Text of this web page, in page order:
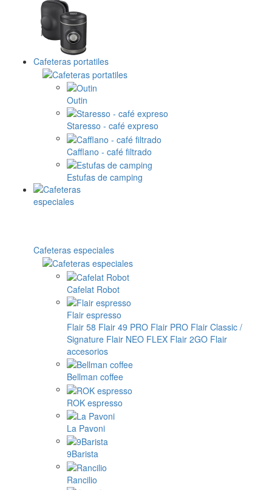
Cafeteras portatiles
Outin
Staresso - café expreso
Cafflano - café filtrado
Estufas de camping
Cafeteras especiales
Cafelat Robot
Flair espresso
Flair 58 Flair 49 PRO Flair PRO Flair Classic /
Signature Flair NEO FLEX Flair 2GO Flair
accesorios
Bellman coffee
ROK espresso
La Pavoni
9Barista
Rancilio